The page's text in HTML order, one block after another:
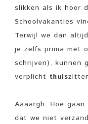
slikken als ik hoor
Schoolvakanties
Terwijl we dan
je zelfs prima met
schrijven), kunnen
verplicht thuis
Aaaargh. Hoe
dat we niet